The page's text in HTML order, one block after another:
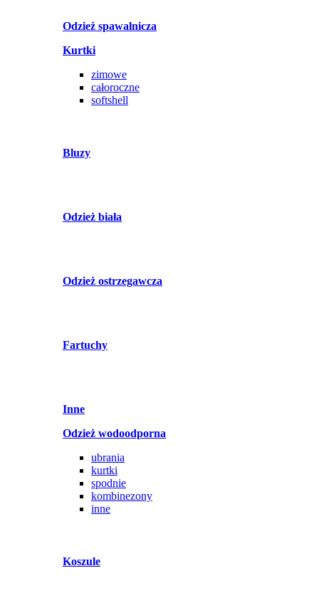
Odzież spawalnicza
Kurtki
zimowe
całoroczne
softshell
Bluzy
Odzież biała
Odzież ostrzegawcza
Fartuchy
Inne
Odzież wodoodporna
ubrania
kurtki
spodnie
kombinezony
inne
Koszule